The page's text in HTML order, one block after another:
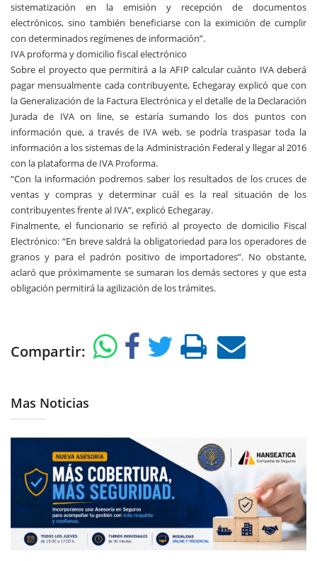
sistematización en la emisión y recepción de documentos
electrónicos, sino también beneficiarse con la eximición de cumplir
con determinados regímenes de información”.
IVA proforma y domicilio fiscal electrónico
Sobre el proyecto que permitirá a la AFIP calcular cuánto IVA deberá
pagar mensualmente cada contribuyente, Echegaray explicó que con
la Generalización de la Factura Electrónica y el detalle de la Declaración
Jurada de IVA on line, se estaría sumando los dos puntos con
información que, a través de IVA web, se podría traspasar toda la
información a los sistemas de la Administración Federal y llegar al 2016
con la plataforma de IVA Proforma.
“Con la información podremos saber los resultados de los cruces de
ventas y compras y determinar cuál es la real situación de los
contribuyentes frente al IVA”, explicó Echegaray.
Finalmente, el funcionario se refirió al proyecto de domicilio Fiscal
Electrónico: “En breve saldrá la obligatoriedad para los operadores de
granos y para el padrón positivo de importadores”. No obstante,
aclaró que próximamente se sumaran los demás sectores y que esta
obligación permitirá la agilización de los trámites.
Compartir:
Mas Noticias
06/08/2026